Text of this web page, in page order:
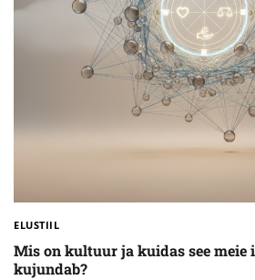
ELUSTIIL
Mis on kultuur ja kuidas see meie
kujundab?